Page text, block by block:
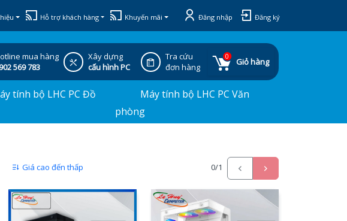
Hỗ trợ khách hàng Khuyến mãi Đăng nhập Đăng ký
mua hàng
569 783
Xây dựng
cấu hình PC
Tra cứu
đơn hàng
0
Giỏ hàng
tính bộ LHC PC Đồ
Máy tính bộ LHC PC Văn
phòng
Giá cao đến thấp 0/1